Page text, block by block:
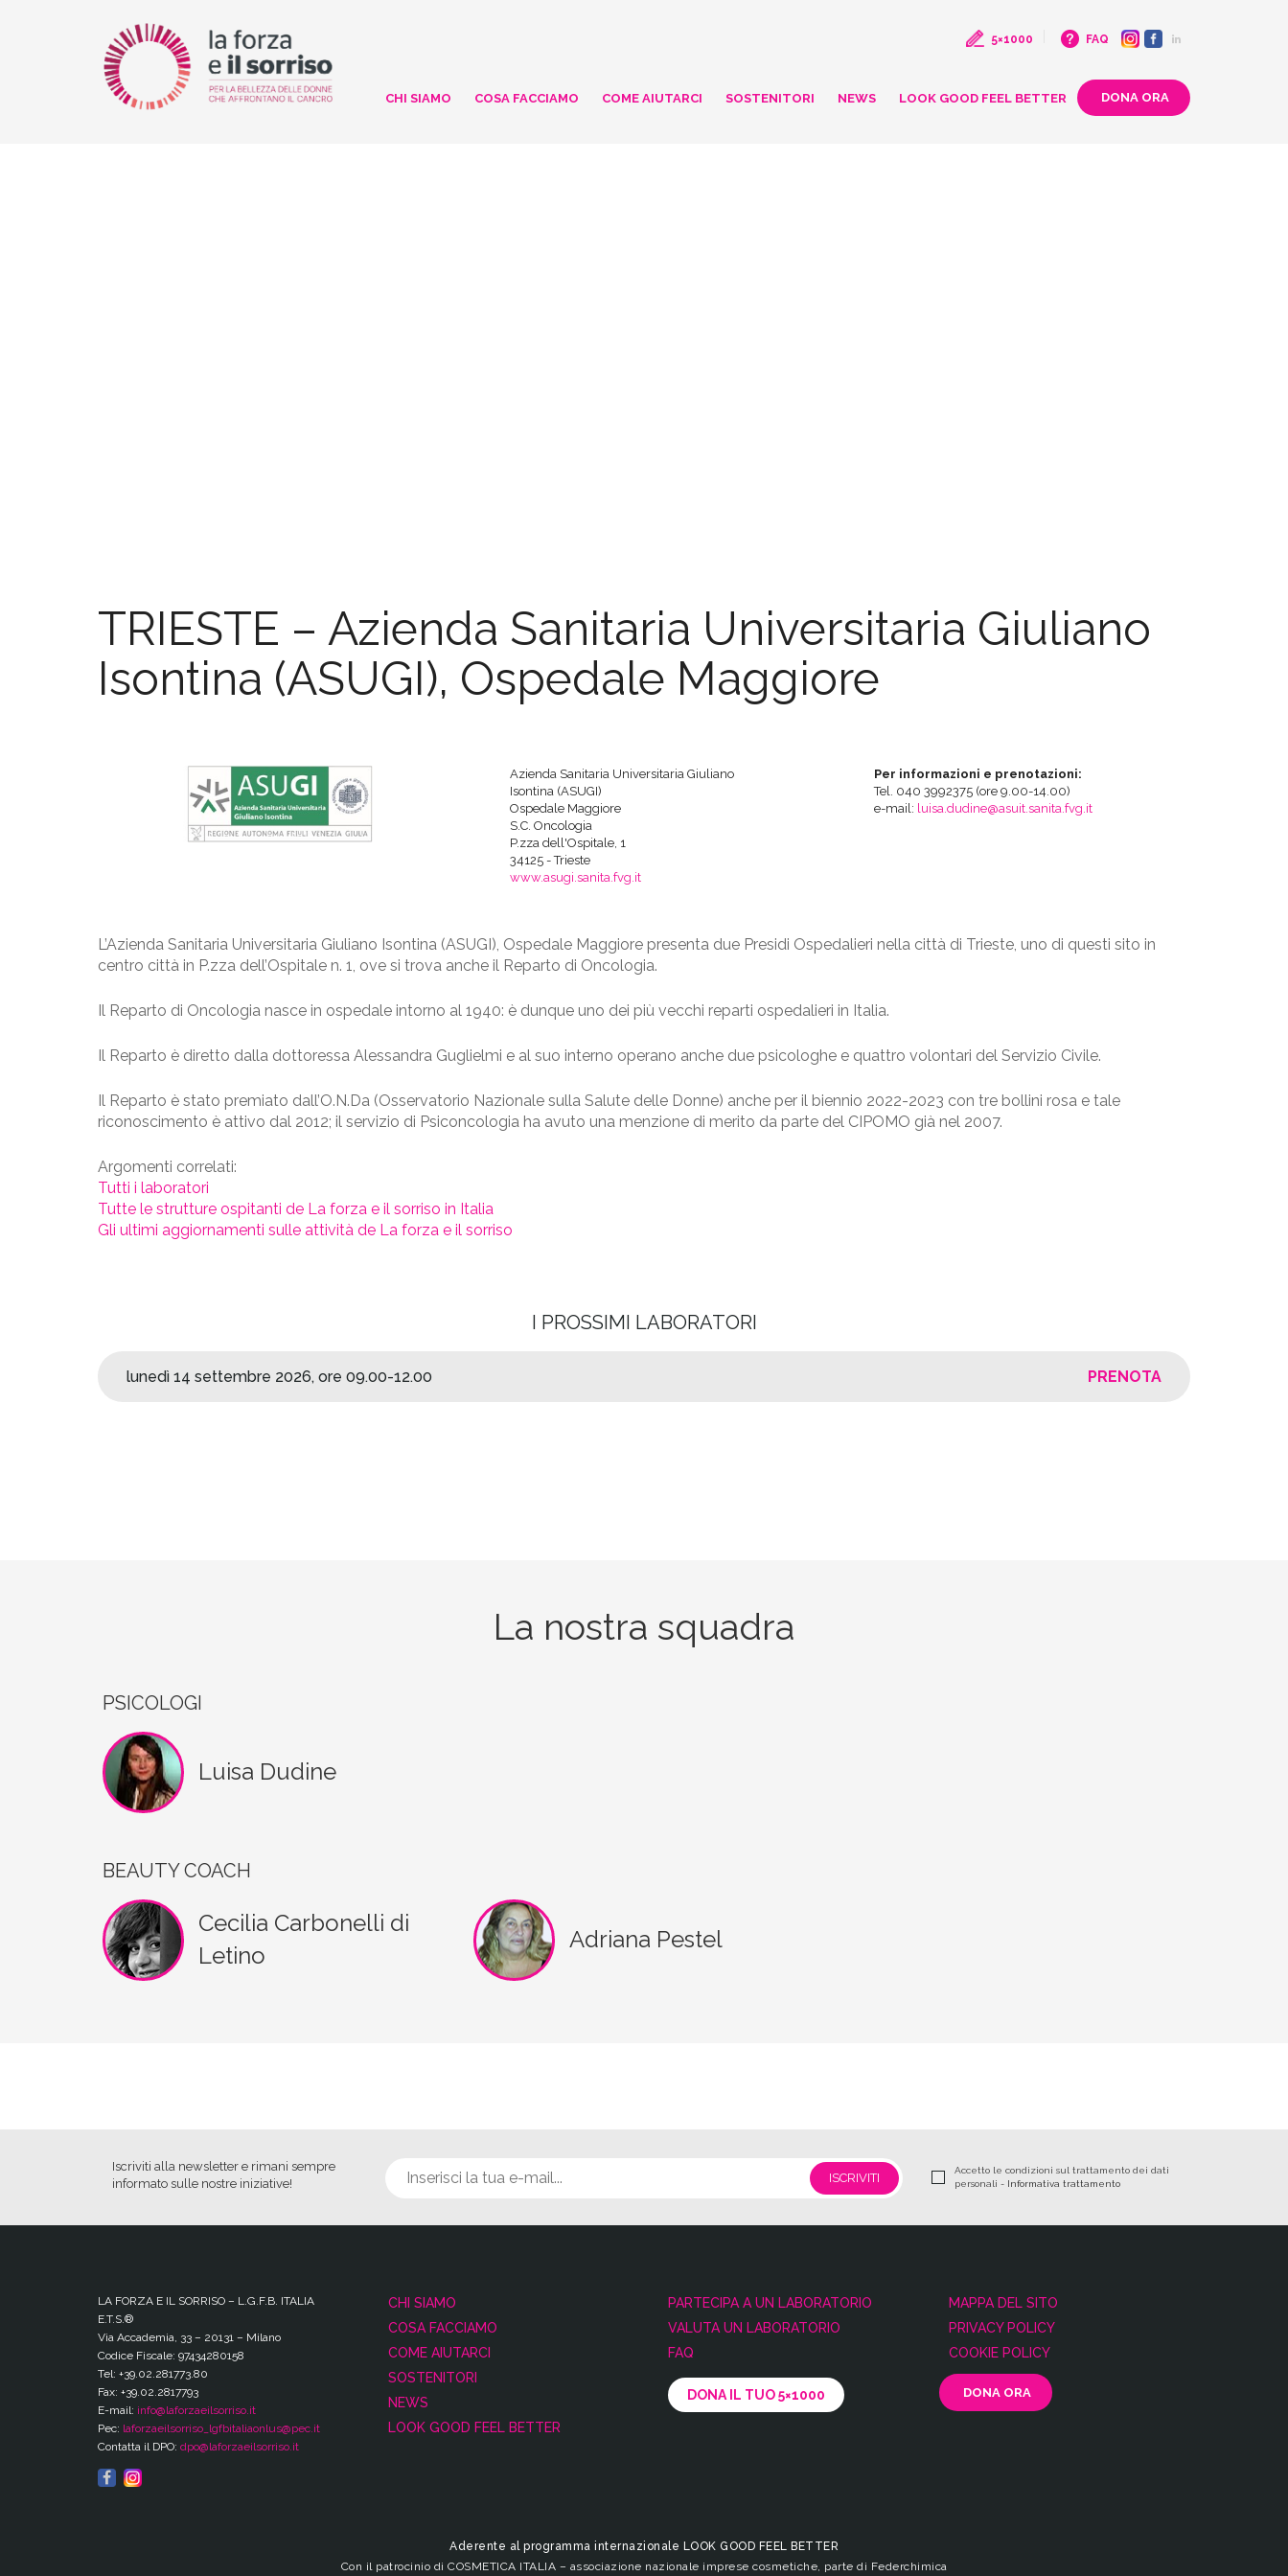
5×1000 FAQ
CHI SIAMO COSA FACCIAMO COME AIUTARCI SOSTENITORI NEWS LOOK GOOD FEEL BETTER
TRIESTE – Azienda Sanitaria Universitaria Giuliano
Isontina (ASUGI), Ospedale Maggiore
Azienda Sanitaria Universitaria Giuliano
Isontina (ASUGI)
Ospedale Maggiore
S.C. Oncologia
P.zza dell'Ospitale, 1
34125 - Trieste
www.asugi.sanita.fvg.it
Per informazioni e prenotazioni:
Tel. 040 3992375 (ore 9.00-14.00)
e-mail: luisa.dudine@asuit.sanita.fvg.it
L’Azienda Sanitaria Universitaria Giuliano Isontina (ASUGI), Ospedale Maggiore presenta due Presidi Ospedalieri nella città di Trieste, uno di questi sito in
centro città in P.zza dell’Ospitale n. 1, ove si trova anche il Reparto di Oncologia.
Il Reparto di Oncologia nasce in ospedale intorno al 1940: è dunque uno dei più vecchi reparti ospedalieri in Italia.
Il Reparto è diretto dalla dottoressa Alessandra Guglielmi e al suo interno operano anche due psicologhe e quattro volontari del Servizio Civile.
Il Reparto è stato premiato dall’O.N.Da (Osservatorio Nazionale sulla Salute delle Donne) anche per il biennio 2022-2023 con tre bollini rosa e tale
riconoscimento è attivo dal 2012; il servizio di Psiconcologia ha avuto una menzione di merito da parte del CIPOMO già nel 2007.
Argomenti correlati:
Tutti i laboratori
Tutte le strutture ospitanti de La forza e il sorriso in Italia
Gli ultimi aggiornamenti sulle attività de La forza e il sorriso
I PROSSIMI LABORATORI
lunedì 14 settembre 2026, ore 09.00-12.00 PRENOTA
La nostra squadra
PSICOLOGI
Luisa Dudine
BEAUTY COACH
Cecilia Carbonelli di
Letino
Adriana Pestel
Iscriviti alla newsletter e rimani sempre
informato sulle nostre iniziative!
Accetto le condizioni sul trattamento dei dati
personali - Informativa trattamento
LA FORZA E IL SORRISO – L.G.F.B. ITALIA
E.T.S.®
Via Accademia, 33 – 20131 – Milano
Codice Fiscale: 97434280158
Tel: +39.02.281773.80
Fax: +39.02.2817793
E-mail: info@laforzaeilsorriso.it
Pec: laforzaeilsorriso_lgfbitaliaonlus@pec.it
Contatta il DPO: dpo@laforzaeilsorriso.it
CHI SIAMO
COSA FACCIAMO
COME AIUTARCI
SOSTENITORI
NEWS
LOOK GOOD FEEL BETTER
PARTECIPA A UN LABORATORIO
VALUTA UN LABORATORIO
FAQ
DONA IL TUO 5×1000
MAPPA DEL SITO
PRIVACY POLICY
COOKIE POLICY
Aderente al programma internazionale LOOK GOOD FEEL BETTER
Con il patrocinio di COSMETICA ITALIA – associazione nazionale imprese cosmetiche, parte di Federchimica